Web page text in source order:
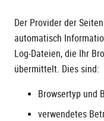
Der Provider der
automatisch
Log-Dateien, die Ihr
übermittelt. Dies sind:
Browsertyp und
verwendetes